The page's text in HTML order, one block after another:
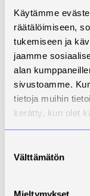
Käytämme
räätälöimiseen,
tukemiseen ja
jaamme
alan
sivustoamme.
tietoja muihin
kerätty, kun olet
valinta
Välttämätön
Tekijät:
Savolainen,